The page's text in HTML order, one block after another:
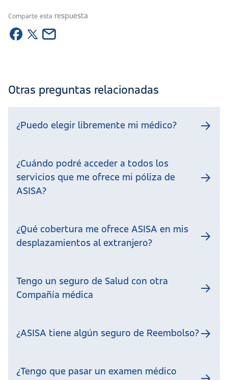
Comparte esta respuesta
Otras preguntas relacionadas
¿Puedo elegir libremente mi médico?
¿Cuándo podré acceder a todos los
servicios que me ofrece mi póliza de
ASISA?
¿Qué cobertura me ofrece ASISA en mis
desplazamientos al extranjero?
Tengo un seguro de Salud con otra
Compañía médica
¿ASISA tiene algún seguro de Reembolso?
¿Tengo que pasar un examen médico